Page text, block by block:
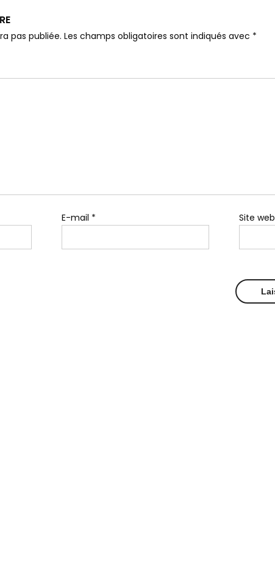
pas publiée. Les champs obligatoires sont indiqués avec *
E-mail * Site web